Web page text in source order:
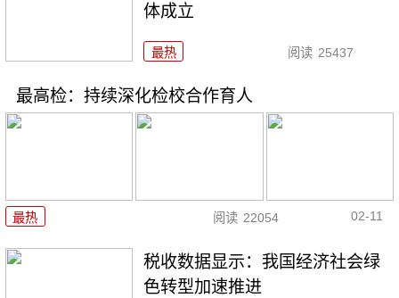
体成立
最热 阅读 25437
最高检：持续深化检校合作育人
最热 阅读 22054 02-11
税收数据显示：我国经济社会绿
色转型加速推进